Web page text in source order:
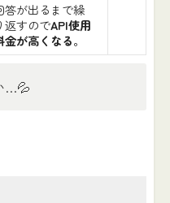
答が出るまで繰
返すのでAPI使用
金が高くなる。
…💦